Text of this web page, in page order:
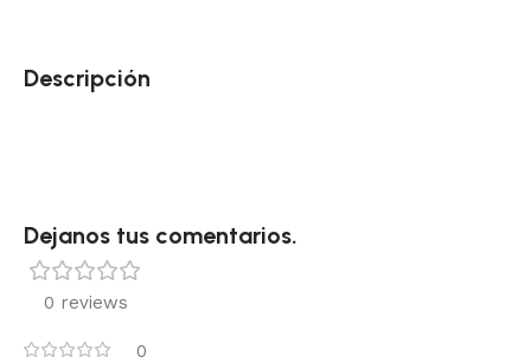
Descripción
Dejanos tus comentarios.
0 reviews
0